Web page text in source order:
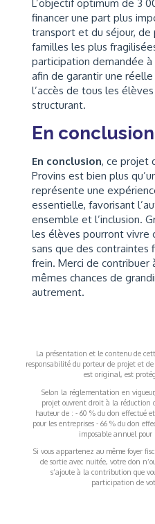
L’objectif optimum de 3
financer une part plus
transport et du séjour, de
familles les plus
participation demandée
afin de garantir une
l’accès de tous les
structurant.
En conclusion
En conclusion, ce projet
Provins est bien plus
représente une
essentielle, favorisant
ensemble et l’inclusion.
les élèves pourront vivre
sans que des contraintes
frein. Merci de contribuer
mêmes chances de
autrement.
La présentation et le contenu de
responsabilité du porteur de projet et
est original, est
Selon la réglementation en
projet ouvrent droit à la réduction
hauteur de : - 60 % du don effectué
pour les entreprises - 66 % du don
imposable annuel pour
Si vous appartenez au même foyer
de sortie avec nuitée, votre don
s’ajoute à la contribution que
participation de